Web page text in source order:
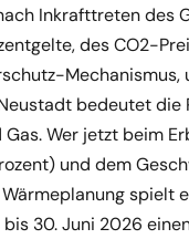
Inkrafttreten des
des CO2-
bedeutet
Wer jetzt beim
und dem
spielt
30. Juni 2026